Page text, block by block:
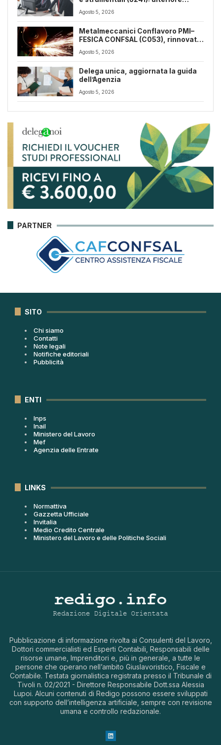
2026
Agosto 5, 2026
Metalmeccanici Conflavoro PMI–
FESICA CONFSAL (C053), rinnovato
tutele e flessibilità organizzativa
Agosto 5, 2026
Delega unica, aggiornata la guida
dell’Agenzia
Agosto 5, 2026
PARTNER
SITO
Chi siamo
Contatti
Note legali
Notifiche editoriali
Pubblicità
ENTI
Inps
Inail
Ministero del Lavoro
Mef
Agenzia delle Entrate
LINKS
Normattiva
Gazzetta Ufficiale
Invitalia
Medio Credito Centrale
Ministero del Lavoro e delle Politiche Sociali
Pubblicazione di informazione rivolta ai Consulenti del Lavoro,
Dottori commercialisti ed Esperti Contabili, Responsabili delle
risorse umane, Imprenditori e, più in generale, a tutte le
persone che operano nell’ambito Giuslavoristico, Fiscale e
Contabile. Testata giornalistica registrata presso il Tribunale di
Tivoli n. 02/2021 - Direttore Responsabile Dott.ssa Alessia
Lupoi. Alcuni contenuti di Redigo possono essere sviluppati
con supporto dell’intelligenza artificiale, sempre con revisione
umana e controllo redazionale.